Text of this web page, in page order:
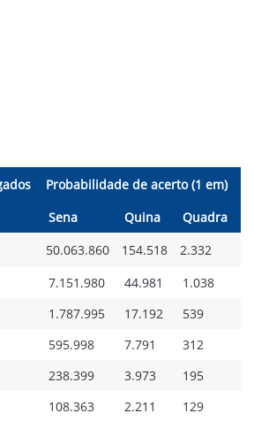
Probabilidade de acerto (1 em)
Sena
Quina
Quadra
50.063.860 154.518
2.332
7.151.980 44.981
1.038
1.787.995 17.192
539
595.998 7.791
312
238.399 3.973
195
108.363 2.211
129